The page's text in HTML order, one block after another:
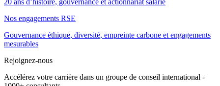
Nos engagements RSE
Gouvernance éthique, diversité, empreinte carbone et engagements
mesurables
Rejoignez-nous
Accélérez votre carrière dans un groupe de conseil international -